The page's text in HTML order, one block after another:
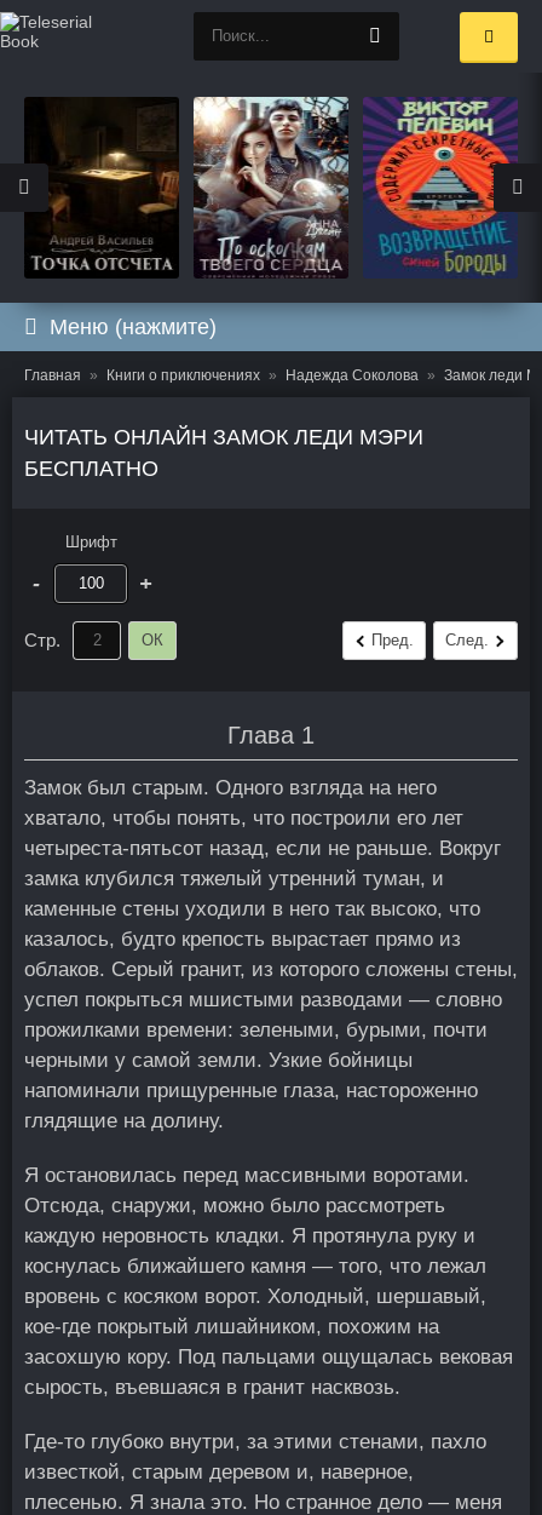
Меню (нажмите)
Главная Книги о приключениях Надежда Соколова Замок леди
ЧИТАТЬ ОНЛАЙН ЗАМОК ЛЕДИ МЭРИ
БЕСПЛАТНО
Шрифт
- +
Стр. ОК Пред. След.
Глава 1
Замок был старым. Одного взгляда на него
хватало, чтобы понять, что построили его лет
четыреста-пятьсот назад, если не раньше. Вокруг
замка клубился тяжелый утренний туман, и
каменные стены уходили в него так высоко, что
казалось, будто крепость вырастает прямо из
облаков. Серый гранит, из которого сложены стены,
успел покрыться мшистыми разводами — словно
прожилками времени: зелеными, бурыми, почти
черными у самой земли. Узкие бойницы
напоминали прищуренные глаза, настороженно
глядящие на долину.
Я остановилась перед массивными воротами.
Отсюда, снаружи, можно было рассмотреть
каждую неровность кладки. Я протянула руку и
коснулась ближайшего камня — того, что лежал
вровень с косяком ворот. Холодный, шершавый,
кое-где покрытый лишайником, похожим на
засохшую кору. Под пальцами ощущалась вековая
сырость, въевшаяся в гранит насквозь.
Где-то глубоко внутри, за этими стенами, пахло
известкой, старым деревом и, наверное,
плесенью. Я знала это. Но странное дело — меня